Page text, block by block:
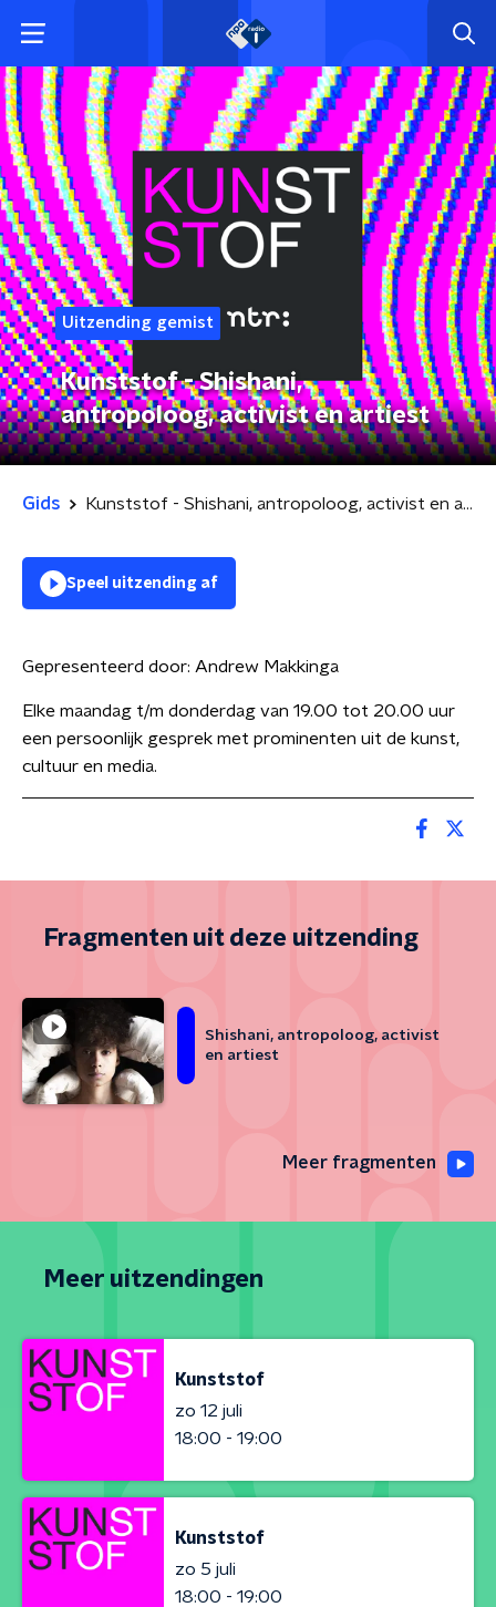
Uitzending gemist
Kunststof - Shishani,
antropoloog, activist en artiest
Gids Kunststof - Shishani, antropoloog, activist en artiest
Speel uitzending af
Gepresenteerd door: Andrew Makkinga
Elke maandag t/m donderdag van 19.00 tot 20.00 uur
een persoonlijk gesprek met prominenten uit de kunst,
cultuur en media.
Fragmenten uit deze uitzending
Shishani, antropoloog, activist
en artiest
Meer fragmenten
Meer uitzendingen
Kunststof
zo 12 juli
18:00 - 19:00
Kunststof
zo 5 juli
18:00 - 19:00